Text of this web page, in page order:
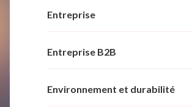
Entreprise
Entreprise B2B
Environnement et durabilité